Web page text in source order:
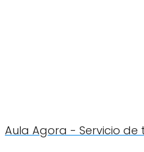
Aula Agora - Servicio